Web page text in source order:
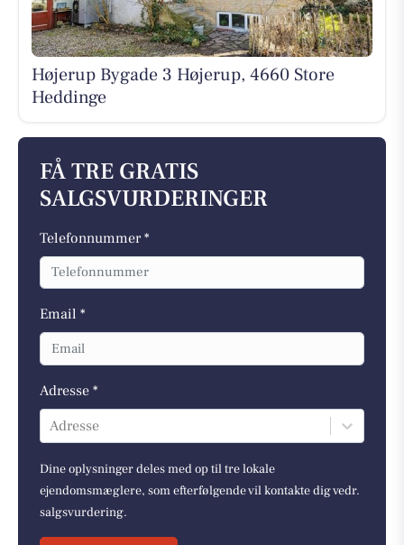
Højerup Bygade 3 Højerup, 4660 Store
Heddinge
FÅ TRE GRATIS
SALGSVURDERINGER
Telefonnummer *
Email *
Adresse *
Adresse
Dine oplysninger deles med op til tre lokale
ejendomsmæglere, som efterfølgende vil kontakte dig vedr.
salgsvurdering.